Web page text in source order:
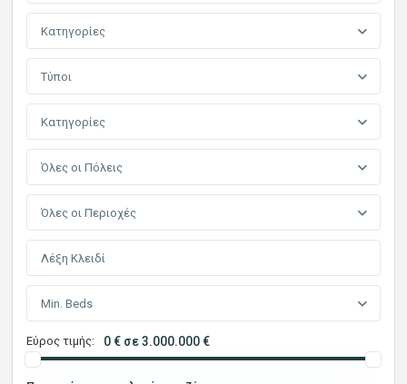
Κατηγορίες
Τύποι
Κατηγορίες
Όλες οι Πόλεις
Όλες οι Περιοχές
Min. Beds
Εύρος τιμής: 0 € σε 3.000.000 €